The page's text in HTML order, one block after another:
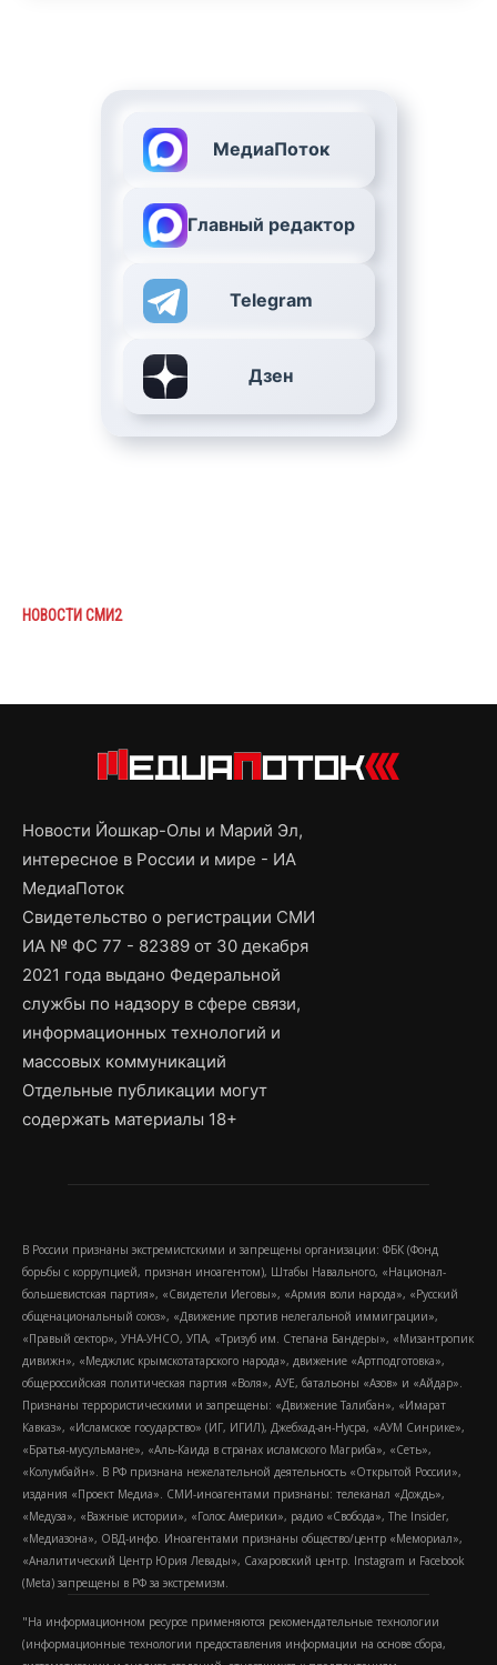
МедиаПоток
Главный редактор
Telegram
Дзен
НОВОСТИ СМИ2
Новости Йошкар-Олы и Марий Эл,
интересное в России и мире - ИА
МедиаПоток
Свидетельство о регистрации СМИ
ИА № ФС 77 - 82389 от 30 декабря
2021 года выдано Федеральной
службы по надзору в сфере связи,
информационных технологий и
массовых коммуникаций
Отдельные публикации могут
содержать материалы 18+
В России признаны экстремистскими и запрещены организации: ФБК (Фонд
борьбы с коррупцией, признан иноагентом), Штабы Навального, «Национал-
большевистская партия», «Свидетели Иеговы», «Армия воли народа», «Русский
общенациональный союз», «Движение против нелегальной иммиграции»,
«Правый сектор», УНА-УНСО, УПА, «Тризуб им. Степана Бандеры», «Мизантропик
дивижн», «Меджлис крымскотатарского народа», движение «Артподготовка»,
общероссийская политическая партия «Воля», АУЕ, батальоны «Азов» и «Айдар».
Признаны террористическими и запрещены: «Движение Талибан», «Имарат
Кавказ», «Исламское государство» (ИГ, ИГИЛ), Джебхад-ан-Нусра, «АУМ Синрике»,
«Братья-мусульмане», «Аль-Каида в странах исламского Магриба», «Сеть»,
«Колумбайн». В РФ признана нежелательной деятельность «Открытой России»,
издания «Проект Медиа». СМИ-иноагентами признаны: телеканал «Дождь»,
«Медуза», «Важные истории», «Голос Америки», радио «Свобода», The Insider,
«Медиазона», ОВД-инфо. Иноагентами признаны общество/центр «Мемориал»,
«Аналитический Центр Юрия Левады», Сахаровский центр. Instagram и Facebook
(Metа) запрещены в РФ за экстремизм.
"На информационном ресурсе применяются рекомендательные технологии
(информационные технологии предоставления информации на основе сбора,